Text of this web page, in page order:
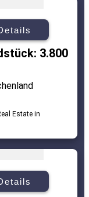
3.800
Estate in